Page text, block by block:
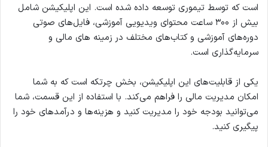
است که توسط تیموری توسعه داده شده است. این اپلیکیشن شامل
بیش از ۳۰۰ ساعت محتوای ویدیویی آموزشی، فایل‌های صوتی
دوره‌های آموزشی و کتاب‌های مختلف در زمینه های مالی و
سرمایه‌گذاری است.
یکی از قابلیت‌های این اپلیکیشن، بخش چرتکه است که به شما
امکان مدیریت مالی را فراهم می‌کند. با استفاده از این قسمت، شما
می‌توانید بودجه خود را مدیریت کنید و هزینه‌ها و درآمدهای خود را
پیگیری کنید.